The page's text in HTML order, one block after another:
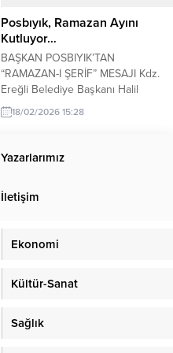
kutladı.
Posbıyık, Ramazan Ayını
Kutluyor…
BAŞKAN POSBIYIK’TAN
“RAMAZAN-I ŞERİF” MESAJI Kdz.
Ereğli Belediye Başkanı Halil
Posbıyık, İslam âleminin Ramazan-ı
Şerife kavuşma sevincini
ayını tebrik etti. Kdz. Ereğli
mübarek ayın tüm dünyaya huzur,
kutlama mesajında,...
18/02/2026 15:28
Yazarlarımız
İletişim
Ekonomi
Kültür-Sanat
Sağlık